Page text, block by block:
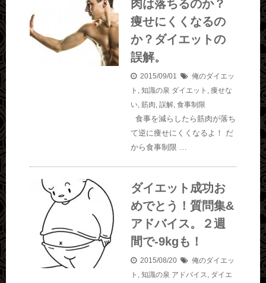
肉は落ちるのか？
痩せにくくなるの
か？ダイエットの
誤解。
2015/09/01
俺のダイエッ
ト , 知識の泉 ダイエット , 痩せな
い, 筋肉, 誤解, 食事制限
食事を減らしたら筋肉が落ち
て逆に痩せにくくなるよ！ だ
から食事制限 …
ダイエット成功お
めでとう！質問集&
アドバイス。２週
間で-9kgも！
2015/08/20
俺のダイエッ
ト , 知識の泉 アドバイス, ダイエ